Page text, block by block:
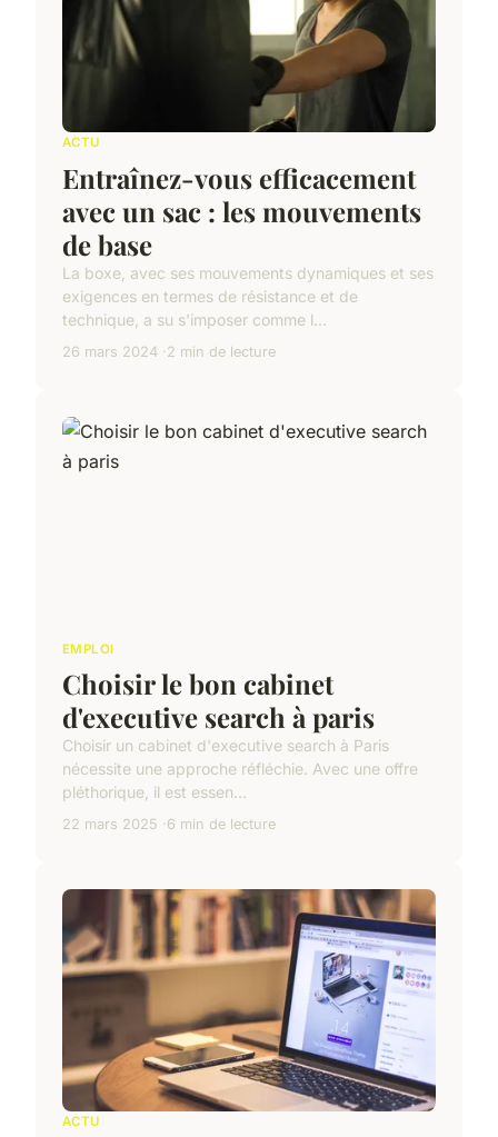
ACTU
Entraînez-vous efficacement
avec un sac : les mouvements
de base
La boxe, avec ses mouvements dynamiques et ses
exigences en termes de résistance et de
technique, a su s'imposer comme l...
26 mars 2024 2 min de lecture
EMPLOI
Choisir le bon cabinet
d'executive search à paris
Choisir un cabinet d'executive search à Paris
nécessite une approche réfléchie. Avec une offre
pléthorique, il est essen...
22 mars 2025 6 min de lecture
ACTU